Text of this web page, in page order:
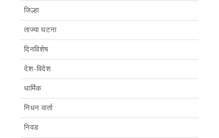
जिल्हा
ताज्या घटना
दिनविशेष
देश-विदेश
धार्मिक
निधन वार्ता
निवड